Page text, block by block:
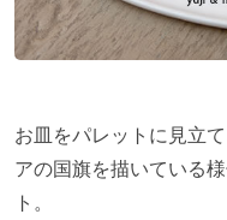
お皿をパレットに見立
アの国旗を描いている
ト。